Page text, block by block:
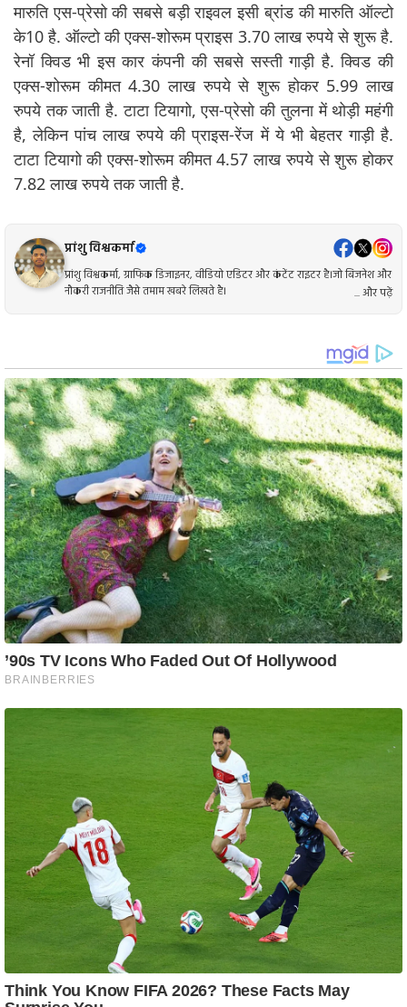
मारुति एस-प्रेसो की सबसे बड़ी राइवल इसी ब्रांड की मारुति ऑल्टो
के10 है. ऑल्टो की एक्स-शोरूम प्राइस 3.70 लाख रुपये से शुरू है.
रेनॉ क्विड भी इस कार कंपनी की सबसे सस्ती गाड़ी है. क्विड की
एक्स-शोरूम कीमत 4.30 लाख रुपये से शुरू होकर 5.99 लाख
रुपये तक जाती है. टाटा टियागो, एस-प्रेसो की तुलना में थोड़ी महंगी
है, लेकिन पांच लाख रुपये की प्राइस-रेंज में ये भी बेहतर गाड़ी है.
टाटा टियागो की एक्स-शोरूम कीमत 4.57 लाख रुपये से शुरू होकर
7.82 लाख रुपये तक जाती है.
प्रांशु विश्वकर्मा
प्रांशु विश्वकर्मा, ग्राफिक डिजाइनर, वीडियो एडिटर और कंटेंट राइटर है।जो बिजनेश और
नौकरी राजनीति जैसे तमाम खबरे लिखते है।
... और पढ़ें